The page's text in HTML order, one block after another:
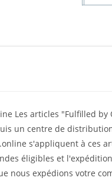
Les articles "Fulfilled by
un centre de
s'appliquent à ces
éligibles et
nous expédions votre